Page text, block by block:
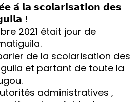
𝗮́ 𝗹𝗮 𝘀𝗰𝗼𝗹𝗮𝗿𝗶𝘀𝗮𝘁𝗶𝗼𝗻 𝗱𝗲𝘀
!
2021 était jour de
de la scolarisation des
et partant de toute la
administratives ,